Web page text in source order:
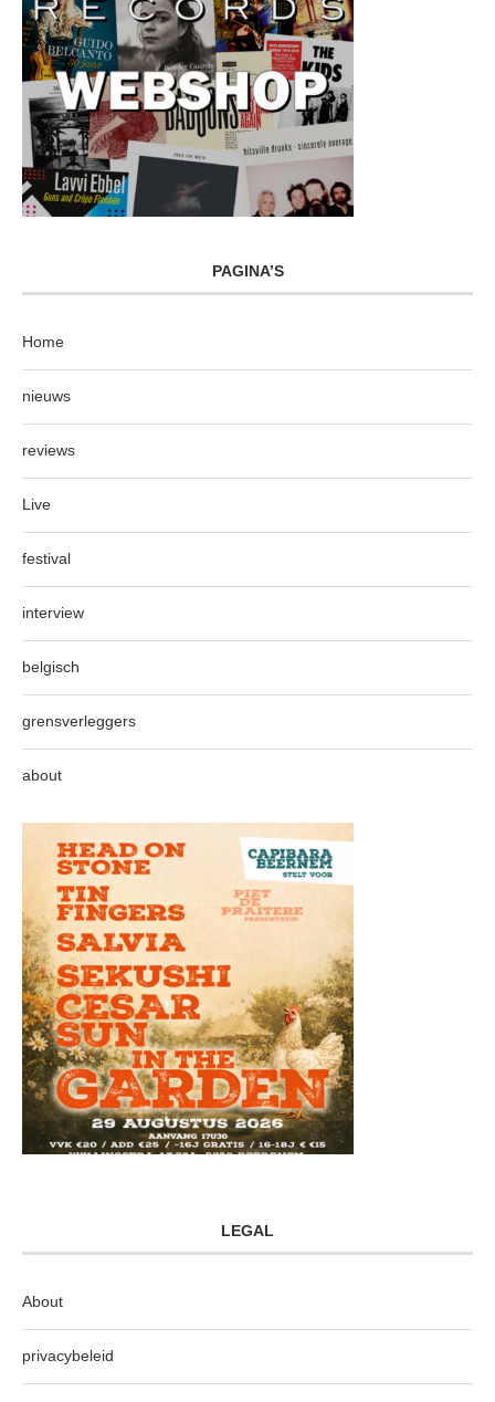
PAGINA’S
Home
nieuws
reviews
Live
festival
interview
belgisch
grensverleggers
about
LEGAL
About
privacybeleid